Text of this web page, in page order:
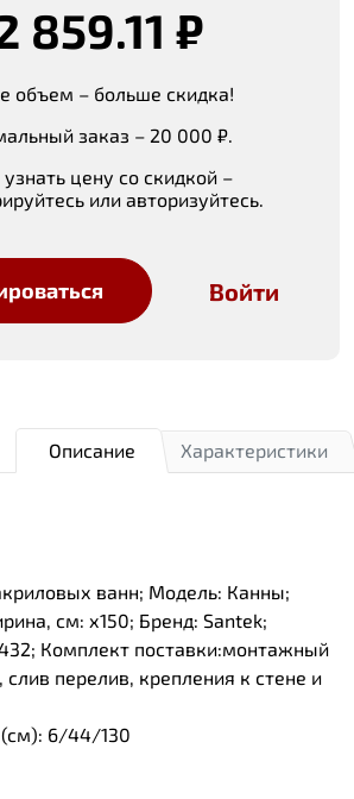
859.11 ₽
объем – больше скидка!
заказ – 20 000 ₽.
цену со скидкой –
или авторизуйтесь.
Войти
Характеристики
Описание
ванн; Модель: Канны;
см: х150; Бренд: Santek;
Комплект поставки:монтажный
перелив, крепления к стене и
6/44/130